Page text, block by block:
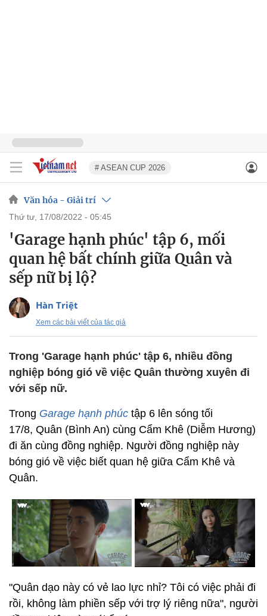
# ASEAN CUP 2026
Văn hóa - Giải trí
thứ tư, 17/08/2022 - 05:45
'Garage hạnh phúc' tập 6, mối
quan hệ bất chính giữa Quân và
sếp nữ bị lộ?
Hàn Triệt
Xem các bài viết của tác giả
Trong 'Garage hạnh phúc' tập 6, nhiều đồng
nghiệp bóng gió về việc Quân thường xuyên đi
với sếp nữ.
Trong Garage hạnh phúc tập 6 lên sóng tối
17/8, Quân (Bình An) cùng Cẩm Khê (Diễm Hương)
đi ăn cùng đồng nghiệp. Người đồng nghiệp này
bóng gió về việc biết quan hệ giữa Cẩm Khê và
Quân.
"Quân dạo này có vẻ lao lực nhỉ? Tôi có việc phải đi
rồi, không làm phiền sếp với trợ lý riêng nữa", người